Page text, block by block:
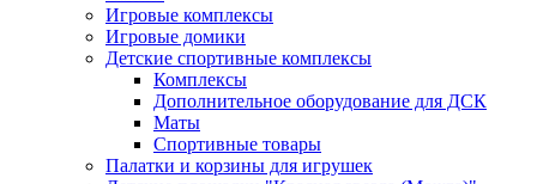
Игровые комплексы
Игровые домики
Детские спортивные комплексы
Комплексы
Дополнительное оборудование для ДСК
Маты
Спортивные товары
Палатки и корзины для игрушек